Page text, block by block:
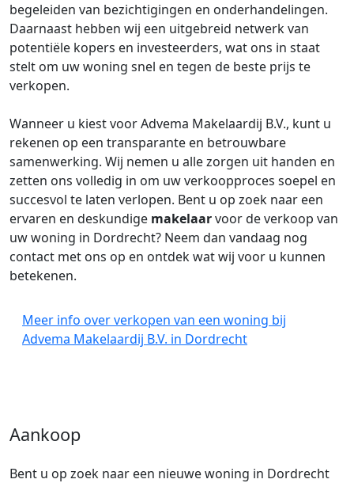
begeleiden van bezichtigingen en onderhandelingen.
Daarnaast hebben wij een uitgebreid netwerk van
potentiële kopers en investeerders, wat ons in staat
stelt om uw woning snel en tegen de beste prijs te
verkopen.
Wanneer u kiest voor Advema Makelaardij B.V., kunt u
rekenen op een transparante en betrouwbare
samenwerking. Wij nemen u alle zorgen uit handen en
zetten ons volledig in om uw verkoopproces soepel en
succesvol te laten verlopen. Bent u op zoek naar een
ervaren en deskundige makelaarvoor de verkoop van
uw woning in Dordrecht? Neem dan vandaag nog
contact met ons op en ontdek wat wij voor u kunnen
betekenen.
Meer info over verkopen van een woning bij
Advema Makelaardij B.V. in Dordrecht
Aankoop
Bent u op zoek naar een nieuwe woning in Dordrecht